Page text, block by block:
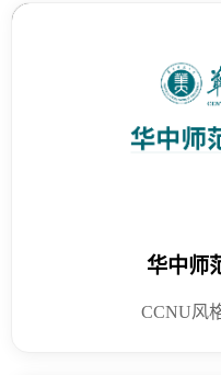
华中师
CCNU风